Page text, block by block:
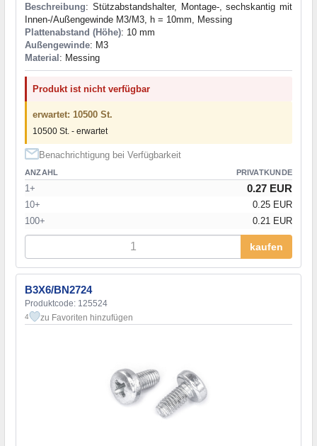
Beschreibung: Stützabstandshalter, Montage-, sechskantig mit
Innen-/Außengewinde M3/M3, h = 10mm, Messing
Plattenabstand (Höhe): 10 mm
Außengewinde: M3
Material: Messing
Produkt ist nicht verfügbar
erwartet: 10500 St.
10500 St. - erwartet
Benachrichtigung bei Verfügbarkeit
ANZAHL PRIVATKUNDE
1+ 0.27 EUR
10+
0.25 EUR
100+
0.21 EUR
kaufen
B3X6/BN2724
Produktcode: 125524
4 zu Favoriten hinzufügen